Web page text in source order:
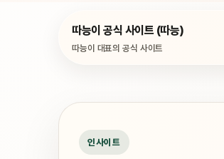
따능이 공식 사이트 (따능)
따능이 대표의 공식 사이트
인사이트